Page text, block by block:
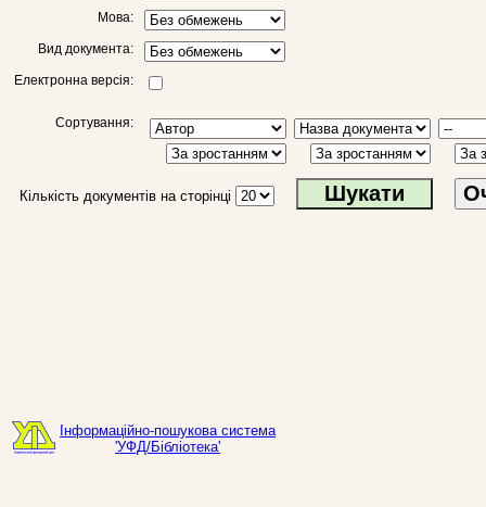
Мова:
Вид документа:
Електронна версія:
Сортування:
Кількість документів на сторінці
Інформаційно-пошукова система
'УФД/Бібліотека'